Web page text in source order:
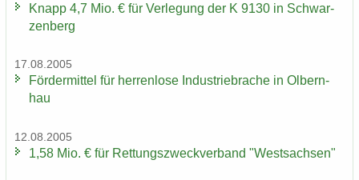
Knapp 4,7 Mio. € für Ver­le­gung der K 9130 in Schwar­
zen­berg
17.08.2005
För­der­mit­tel für her­ren­lo­se In­dus­trie­bra­che in Ol­bern­
hau
12.08.2005
1,58 Mio. € für Ret­tungs­zweck­ver­band "West­sach­sen"